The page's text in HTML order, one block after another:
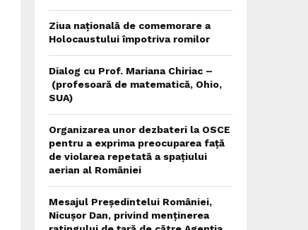
Ziua națională de comemorare a
Holocaustului împotriva romilor
Dialog cu Prof. Mariana Chiriac –
(profesoară de matematică, Ohio,
SUA)
Organizarea unor dezbateri la OSCE
pentru a exprima preocuparea față
de violarea repetată a spațiului
aerian al României
Mesajul Președintelui României,
Nicușor Dan, privind menținerea